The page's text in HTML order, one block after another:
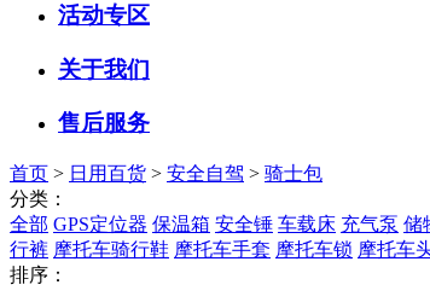
活动专区
关于我们
售后服务
首页 > 日用百货 > 安全自驾 > 骑士包
分类：
全部 GPS定位器 保温箱 安全锤 车载床 充气泵 储
行裤 摩托车骑行鞋 摩托车手套 摩托车锁 摩托车
排序：